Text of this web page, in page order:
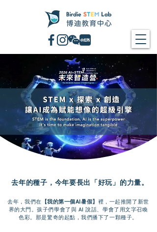
去年的種子，今年要長出「好玩」的力量。
去年，我們在 【我的第一個AI暑假】 裡，一起推開了新世
界的大門。孩子們學會了與 AI 說話、學會了用文字召喚
色彩。 那是驚奇的起點，我們播下了一顆種子。